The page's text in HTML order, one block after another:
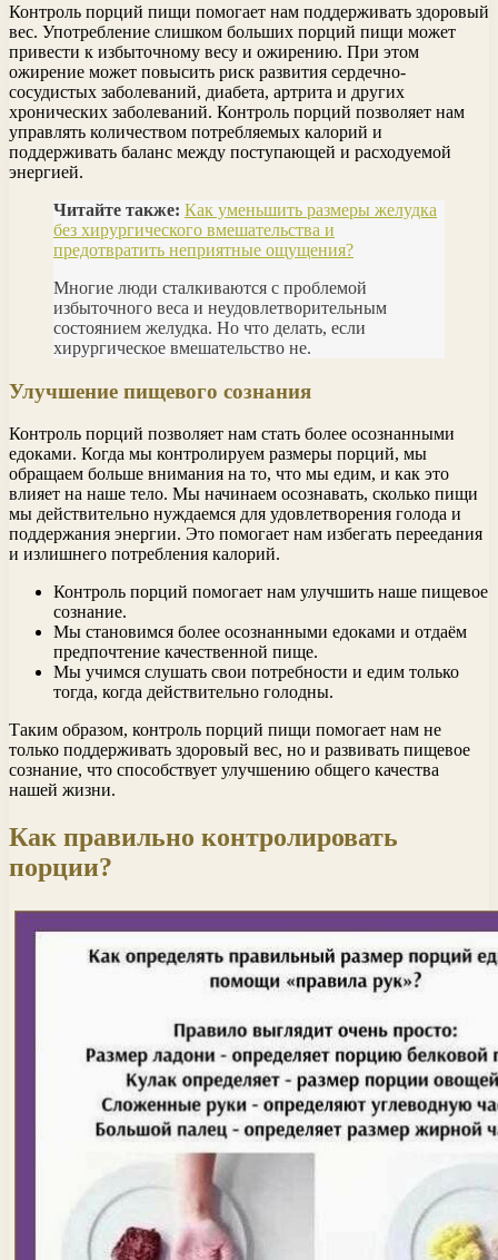
Контроль порций пищи помогает нам поддерживать здоровый
вес. Употребление слишком больших порций пищи может
привести к избыточному весу и ожирению. При этом
ожирение может повысить риск развития сердечно-
сосудистых заболеваний, диабета, артрита и других
хронических заболеваний. Контроль порций позволяет нам
управлять количеством потребляемых калорий и
поддерживать баланс между поступающей и расходуемой
энергией.
Читайте также: Как уменьшить размеры желудка
без хирургического вмешательства и
предотвратить неприятные ощущения?
Многие люди сталкиваются с проблемой
избыточного веса и неудовлетворительным
состоянием желудка. Но что делать, если
хирургическое вмешательство не.
Улучшение пищевого сознания
Контроль порций позволяет нам стать более осознанными
едоками. Когда мы контролируем размеры порций, мы
обращаем больше внимания на то, что мы едим, и как это
влияет на наше тело. Мы начинаем осознавать, сколько пищи
мы действительно нуждаемся для удовлетворения голода и
поддержания энергии. Это помогает нам избегать переедания
и излишнего потребления калорий.
Контроль порций помогает нам улучшить наше пищевое
сознание.
Мы становимся более осознанными едоками и отдаём
предпочтение качественной пище.
Мы учимся слушать свои потребности и едим только
тогда, когда действительно голодны.
Таким образом, контроль порций пищи помогает нам не
только поддерживать здоровый вес, но и развивать пищевое
сознание, что способствует улучшению общего качества
нашей жизни.
Как правильно контролировать
порции?